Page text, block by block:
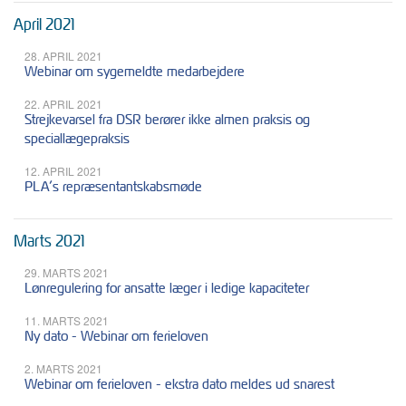
April 2021
28. APRIL 2021
Webinar om sygemeldte medarbejdere
22. APRIL 2021
Strejkevarsel fra DSR berører ikke almen praksis og
speciallægepraksis
12. APRIL 2021
PLA’s repræsentantskabsmøde
Marts 2021
29. MARTS 2021
Lønregulering for ansatte læger i ledige kapaciteter
11. MARTS 2021
Ny dato - Webinar om ferieloven
2. MARTS 2021
Webinar om ferieloven - ekstra dato meldes ud snarest